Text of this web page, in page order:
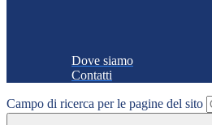
Dove siamo
Contatti
Campo di ricerca per le pagine del sito